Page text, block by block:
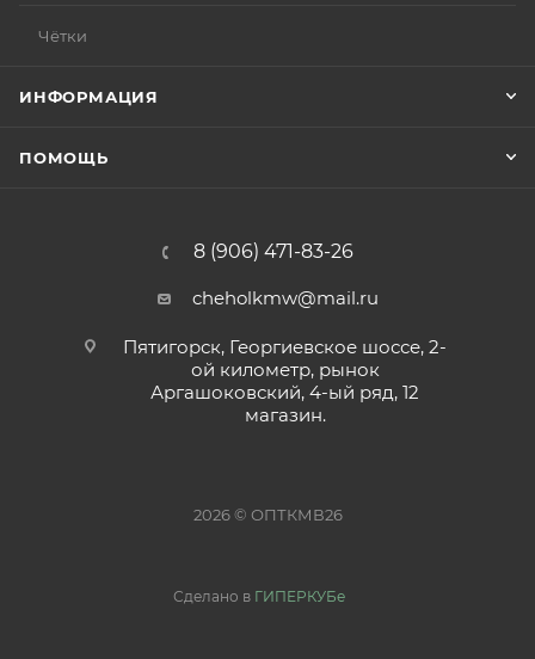
Чётки
ИНФОРМАЦИЯ
ПОМОЩЬ
8 (906) 471-83-26
cheholkmw@mail.ru
Пятигорск, Георгиевское шоссе, 2-
ой километр, рынок
Аргашоковский, 4-ый ряд, 12
магазин.
2026 © ОПТКМВ26
Сделано в ГИПЕРКУБе